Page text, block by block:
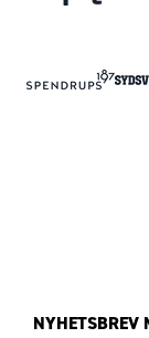
NYHETSBREV